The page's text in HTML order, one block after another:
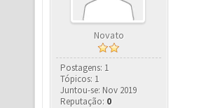
Novato
Postagens: 1
Tópicos: 1
Juntou-se: Nov 2019
Reputação: 0